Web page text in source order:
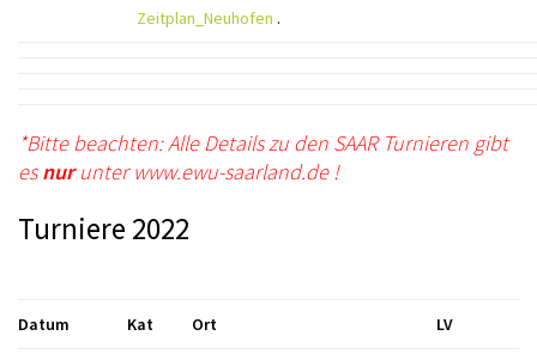
Zeitplan_Neuhofen .
*Bitte beachten: Alle Details zu den SAAR Turnieren gibt
esnurunter www.ewu-saarland.de !
Turniere 2022
Datum Kat Ort LV